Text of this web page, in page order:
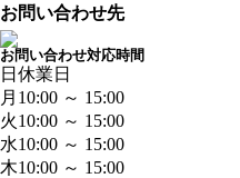
お問い合わせ先
お問い合わせ対応時間
日 休業日
月 10:00 ～ 15:00
火10:00 ～ 15:00
水10:00 ～ 15:00
木10:00 ～ 15:00